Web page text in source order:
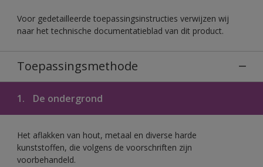
Voor gedetailleerde toepassingsinstructies verwijzen wij
naar het technische documentatieblad van dit product.
Toepassingsmethode
1. De ondergrond
Het aflakken van hout, metaal en diverse harde
kunststoffen, die volgens de voorschriften zijn
voorbehandeld.